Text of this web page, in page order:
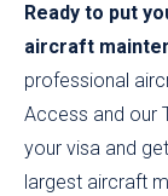
Ready to put
aircraft
professional
Access and our
your visa and
largest aircraft